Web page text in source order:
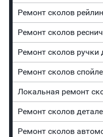
Ремонт сколов
Ремонт сколов
Ремонт сколов ручки
Ремонт сколов
Локальная ремонт
Ремонт сколов
Ремонт сколов